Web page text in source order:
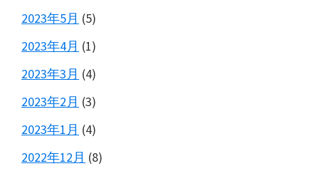
2023年5月 (5)
2023年4月 (1)
2023年3月 (4)
2023年2月 (3)
2023年1月 (4)
2022年12月 (8)